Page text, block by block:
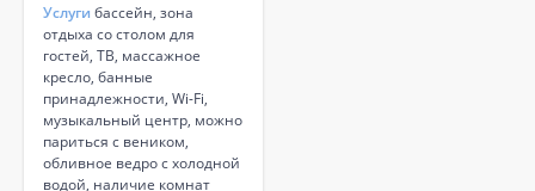
Услуги бассейн, зона
отдыха со столом для
гостей, ТВ, массажное
кресло, банные
принадлежности, Wi-Fi,
музыкальный центр, можно
париться с веником,
обливное ведро с холодной
водой, наличие комнат